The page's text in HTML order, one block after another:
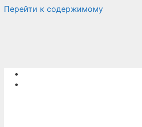
Перейти к содержимому